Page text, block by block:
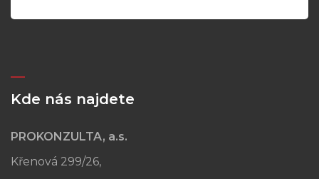
Kde nás najdete
PROKONZULTA, a.s.
Křenová 299/26,